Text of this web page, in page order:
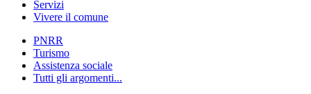
Servizi
Vivere il comune
PNRR
Turismo
Assistenza sociale
Tutti gli argomenti...